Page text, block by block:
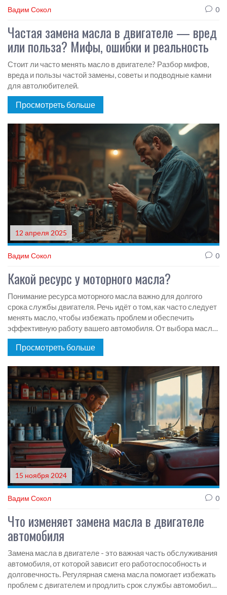
Вадим Сокол 0
Частая замена масла в двигателе — вред
или польза? Мифы, ошибки и реальность
Стоит ли часто менять масло в двигателе? Разбор мифов,
вреда и пользы частой замены, советы и подводные камни
для автолюбителей.
Просмотреть больше
12 апреля 2025
Вадим Сокол 0
Какой ресурс у моторного масла?
Понимание ресурса моторного масла важно для долгого
срока службы двигателя. Речь идёт о том, как часто следует
менять масло, чтобы избежать проблем и обеспечить
эффективную работу вашего автомобиля. От выбора масла
до условий эксплуатации – всё влияет на его ресурс. Советы
помогут водителям ориентироваться в вопросах
состоянии.
Просмотреть больше
15 ноября 2024
Вадим Сокол 0
Что изменяет замена масла в двигателе
автомобиля
Замена масла в двигателе - это важная часть обслуживания
автомобиля, от которой зависит его работоспособность и
долговечность. Регулярная смена масла помогает избежать
проблем с двигателем и продлить срок службы автомобиля.